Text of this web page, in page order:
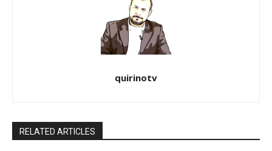
quirinotv
RELATED ARTICLES